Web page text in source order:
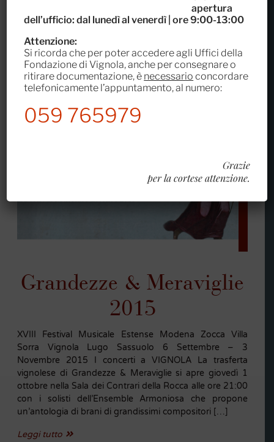
Inaugura sabato 5 settembre 2015 il progetto di
della torre del Pennello, chiamato Tutti i colori del
pennello.
Leggi tutto
Grandezze & Meraviglie
2015
XVIII Festival Musicale Estense Modena Zocca Villa
Sorra Vignola Lugo Sassuolo 6 Settembre – 3
Novembre 2015 I concerti a VIGNOLA La trasferta
vignolese di Grandezze & Meraviglie si apre giovedì 1
ottobre nella Sala dei Contrari della Rocca alle ore 21:00
con i solisti dell’Ensemble Armoniosa che propone
un’antologia di brani di grandissimi compositori […]
Leggi tutto
apertura
dell’ufficio:dal lunedì al venerdì | ore 9:00-13:00
Attenzione:
Si ricorda che per poter accedere agli Uffici della
Fondazione di Vignola, anche per consegnare o
ritirare documentazione, è necessario concordare
telefonicamente l’appuntamento, al numero:
059 765979
Grazie
per la cortese attenzione.